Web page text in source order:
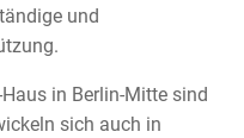
und
in Berlin-Mitte sind
sich auch in